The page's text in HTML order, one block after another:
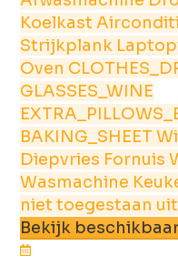
Koelkast
Strijkplank
Oven
GLASSES_WINE
BAKING_SHEET
Diepvries Fornuis
Wasmachine
niet toegestaan
Bekijk